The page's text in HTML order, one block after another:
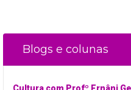
Blogs e colunas